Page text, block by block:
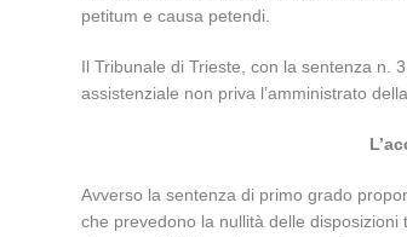
petitum e causa petendi.
Il Tribunale di Trieste, con la sentenza n.
assistenziale non priva l’amministrato
Avverso la sentenza di primo grado
che prevedono la nullità delle